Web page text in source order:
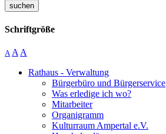
suchen
Schriftgröße
A A A
Rathaus - Verwaltung
Bürgerbüro und Bürgerservice
Was erledige ich wo?
Mitarbeiter
Organigramm
Kulturraum Ampertal e.V.